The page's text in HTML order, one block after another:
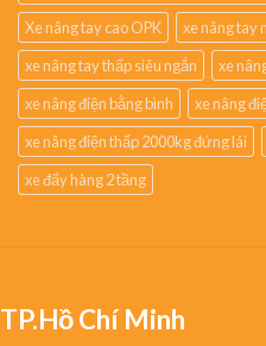
Xe nâng tay cao OPK
xe nâng tay
xe nâng tay thấp siêu ngắn
xe
xe nâng điện bằng bình
xe nâng
xe nâng điện thấp 2000kg đứng lái
xe đẩy hàng 2 tầng
TP.Hồ Chí Minh